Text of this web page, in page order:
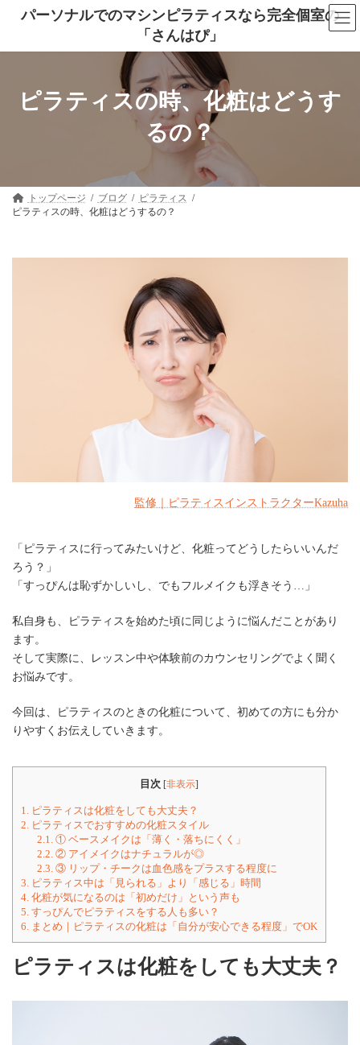
ン
ー
パーソナルでのマシンピラティスなら完全個室の
「さんはぴ」
ピラティスの時、化粧はどうす
るの？
トップページ ブログ
ピラティス
ピラティスの時、化粧はどうするの？
監修｜ピラティスインストラクターKazuha
「ピラティスに行ってみたいけど、化粧ってどうしたらいいんだ
ろう？」
「すっぴんは恥ずかしいし、でもフルメイクも浮きそう…」
私自身も、ピラティスを始めた頃に同じように悩んだことがあり
ます。
そして実際に、レッスン中や体験前のカウンセリングでよく聞く
お悩みです。
今回は、ピラティスのときの化粧について、初めての方にも分か
りやすくお伝えしていきます。
目次 [非表示]
1. ピラティスは化粧をしても大丈夫？
2. ピラティスでおすすめの化粧スタイル
2.1.① ベースメイクは「薄く・落ちにくく」
2.2.② アイメイクはナチュラルが◎
2.3.③ リップ・チークは血色感をプラスする程度に
3. ピラティス中は「見られる」より「感じる」時間
4. 化粧が気になるのは「初めだけ」という声も
5. すっぴんでピラティスをする人も多い？
6. まとめ｜ピラティスの化粧は「自分が安心できる程度」でOK
ピラティスは化粧をしても大丈夫？